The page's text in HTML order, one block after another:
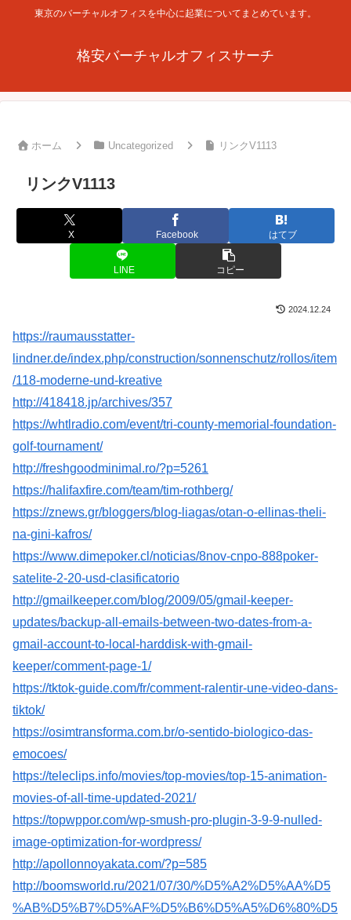
東京のバーチャルオフィスを中心に起業についてまとめています。
格安バーチャルオフィスサーチ
ホーム Uncategorized リンクV1113
リンクV1113
X Facebook はてブ
LINE コピー
2024.12.24
https://raumausstatter-
lindner.de/index.php/construction/sonnenschutz/rollos/item
/118-moderne-und-kreative
http://418418.jp/archives/357
https://whtlradio.com/event/tri-county-memorial-foundation-
golf-tournament/
http://freshgoodminimal.ro/?p=5261
https://halifaxfire.com/team/tim-rothberg/
https://znews.gr/bloggers/blog-liagas/otan-o-ellinas-theli-
na-gini-kafros/
https://www.dimepoker.cl/noticias/8nov-cnpo-888poker-
satelite-2-20-usd-clasificatorio
http://gmailkeeper.com/blog/2009/05/gmail-keeper-
updates/backup-all-emails-between-two-dates-from-a-
gmail-account-to-local-harddisk-with-gmail-
keeper/comment-page-1/
https://tktok-guide.com/fr/comment-ralentir-une-video-dans-
tiktok/
https://osimtransforma.com.br/o-sentido-biologico-das-
emocoes/
https://teleclips.info/movies/top-movies/top-15-animation-
movies-of-all-time-updated-2021/
https://topwppor.com/wp-smush-pro-plugin-3-9-9-nulled-
image-optimization-for-wordpress/
http://apollonnoyakata.com/?p=585
http://boomsworld.ru/2021/07/30/%D5%A2%D5%AA%D5
%AB%D5%B7%D5%AF%D5%B6%D5%A5%D6%80%D5